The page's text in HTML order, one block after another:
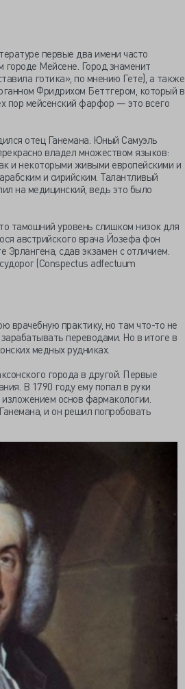
первые два имени часто
городе Мейсене. Город знаменит
готика», по мнению Гете), а также
Фридрихом Беттгером, который в
пор мейсенский фарфор — это всего
отец Ганемана. Юный Самуэль
владел множеством языков:
и некоторыми живыми европейскими и
и сирийским. Талантливый
на медицинский, ведь это было
тамошний уровень слишком низок для
австрийского врача Йозефа фон
Эрлангена, сдав экзамен с отличием.
(Conspectus adfectuum
врачебную практику, но там что-то не
переводами. Но в итоге в
медных рудниках.
города в другой. Первые
В 1790 году ему попал в руки
основ фармакологии.
и он решил попробовать